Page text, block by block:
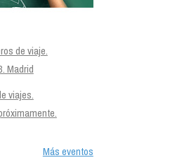
de viaje.
Madrid
viajes.
Más eventos